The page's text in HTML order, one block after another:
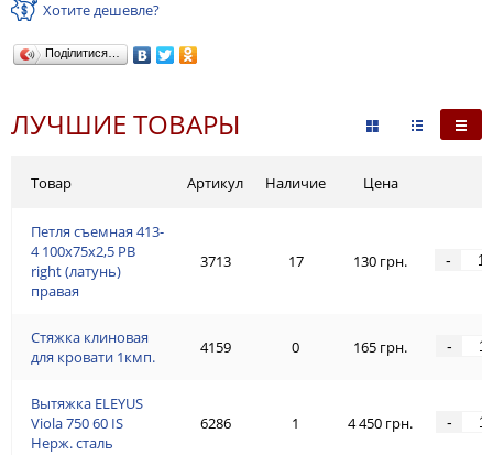
Хотите дешевле?
Поділитися…
ЛУЧШИЕ ТОВАРЫ
Товар
Петля съемная 413-
4 100x75x2,5 PB
right (латунь)
правая
Стяжка клиновая
для кровати 1кмп.
Вытяжка ELEYUS
Viola 750 60 IS
Нерж. сталь
Артикул Наличие Цена
3713 17 130 грн. -
4159 0 165 грн. -
6286 1 4 450 грн. -